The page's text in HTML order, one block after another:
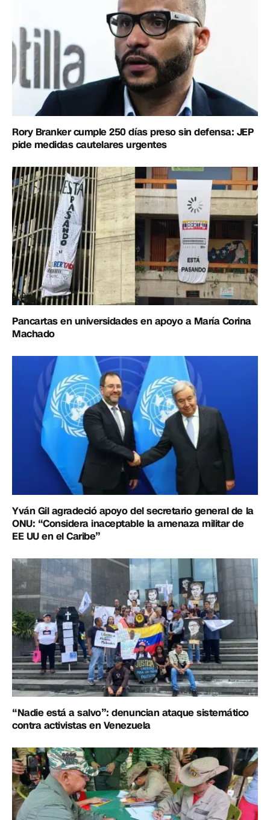
Rory Branker cumple 250 días preso sin defensa: JEP
pide medidas cautelares urgentes
Pancartas en universidades en apoyo a María Corina
Machado
Yván Gil agradeció apoyo del secretario general de la
ONU: “Considera inaceptable la amenaza militar de
EE UU en el Caribe”
“Nadie está a salvo”: denuncian ataque sistemático
contra activistas en Venezuela